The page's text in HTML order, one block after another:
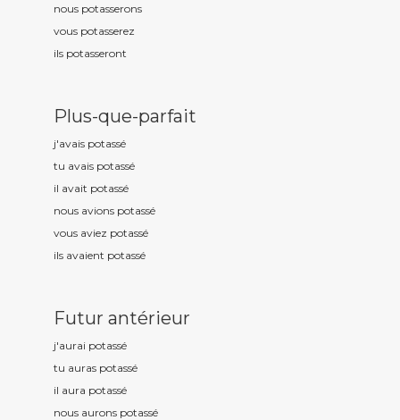
nous potasserons
vous potasserez
ils potasseront
Plus-que-parfait
j'avais potassé
tu avais potassé
il avait potassé
nous avions potassé
vous aviez potassé
ils avaient potassé
Futur antérieur
j'aurai potassé
tu auras potassé
il aura potassé
nous aurons potassé